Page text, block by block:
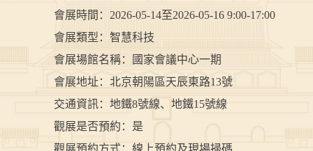
會展時間：2026-05-14至2026-05-16 9:00-17:00
會展類型：智慧科技
會展場館名稱：國家會議中心一期
會展地址：北京朝陽區天辰東路13號
交通資訊：地鐵8號線、地鐵15號線
觀展是否預約：是